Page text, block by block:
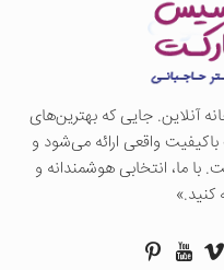
آنلاین. جایی که بهترین‌های
واقعی ارائه می‌شود و
ما، انتخابی هوشمندانه و
کنید.»